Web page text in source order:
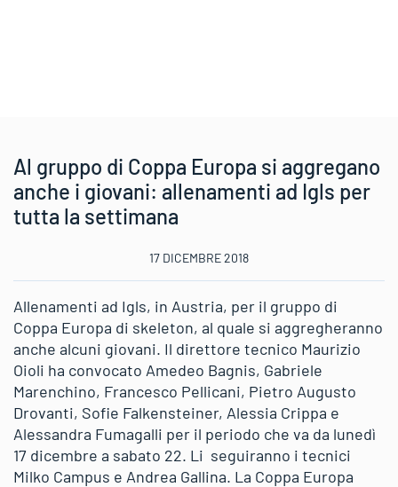
Al gruppo di Coppa Europa si aggregano
anche i giovani: allenamenti ad Igls per
tutta la settimana
17 DICEMBRE 2018
Allenamenti ad Igls, in Austria, per il gruppo di
Coppa Europa di skeleton, al quale si aggregheranno
anche alcuni giovani. Il direttore tecnico Maurizio
Oioli ha convocato Amedeo Bagnis, Gabriele
Marenchino, Francesco Pellicani, Pietro Augusto
Drovanti, Sofie Falkensteiner, Alessia Crippa e
Alessandra Fumagalli per il periodo che va da lunedì
17 dicembre a sabato 22. Li seguiranno i tecnici
Milko Campus e Andrea Gallina. La Coppa Europa